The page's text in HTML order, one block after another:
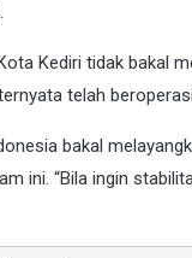
Kediri tidak bakal
telah
bakal
ini. “Bila ingin